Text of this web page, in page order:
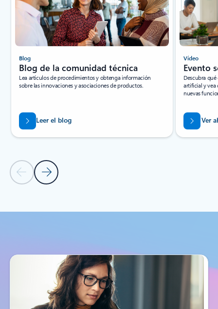
Diapositiva anterior
Diapositiva siguiente
Blog
Blog de la comunidad técnica
Lea artículos de procedimientos y obtenga información
sobre las innovaciones y asociaciones de productos.
Leer el blog
Vídeo
Evento
Descubra
artificial y vea
nuevas
Ver
Volver a la sección de recursos